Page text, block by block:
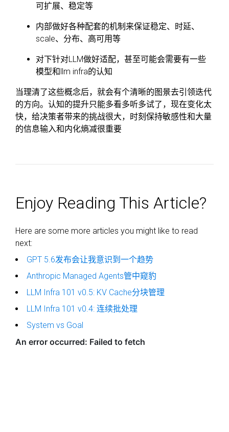
可扩展、稳定等
内部做好各种配套的机制来保证稳定、时延、
scale、分布、高可用等
对下针对LLM做好适配，甚至可能会需要有一些
模型和llm infra的认知
当理清了这些概念后，就会有个清晰的图景去引领迭代
的方向。认知的提升只能多看多听多试了，现在变化太
快，给决策者带来的挑战很大，时刻保持敏感性和大量
的信息输入和内化熵减很重要
Enjoy Reading This Article?
Here are some more articles you might like to read
next:
GPT 5.6发布会让我意识到一个趋势
Anthropic Managed Agents管中窥豹
LLM Infra 101 v0.5: KV Cache分块管理
LLM Infra 101 v0.4: 连续批处理
System vs Goal